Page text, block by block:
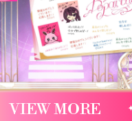
VIEW MORE